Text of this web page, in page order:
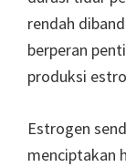
rendah
berperan
produksi
Estrogen
menciptakan